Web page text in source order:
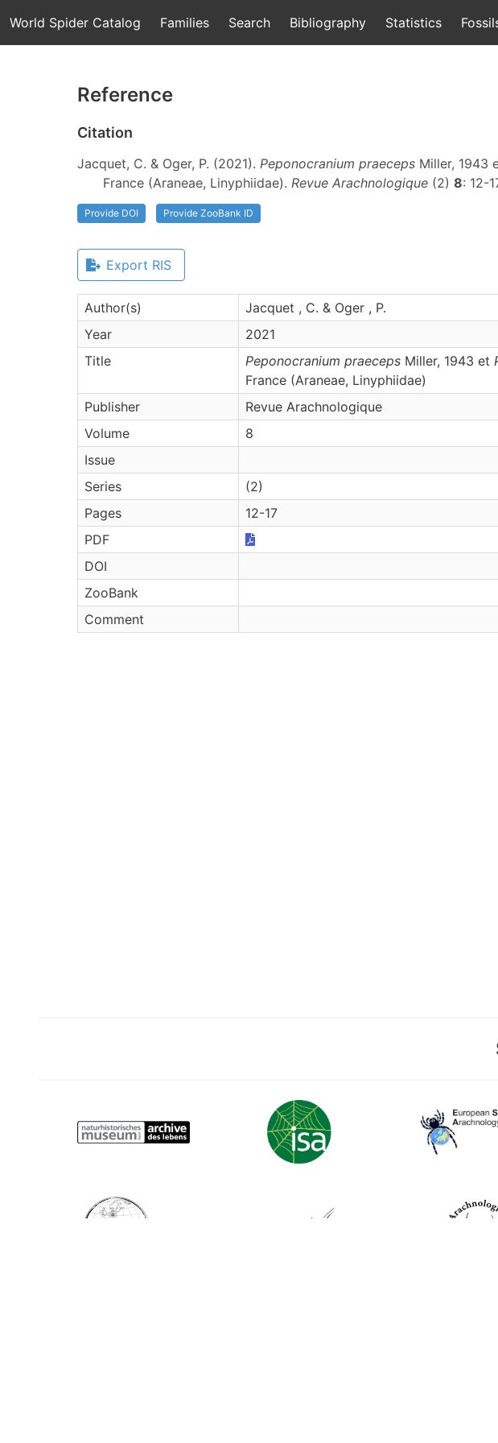
World Spider Catalog Families Search Bibliography Statistics
Reference
Citation
Jacquet, C. & Oger, P. (2021). Peponocranium praeceps Miller, 1943
France (Araneae, Linyphiidae). Revue Arachnologique (2) 8: 12-
Provide DOI Provide ZooBank ID
Export RIS
Author(s)
Jacquet , C. & Oger , P.
Year
2021
Title
Peponocranium praeceps Miller, 1943 et
France (Araneae, Linyphiidae)
Publisher
Revue Arachnologique
Volume
8
Issue
Series
(2)
Pages
12-17
PDF
DOI
ZooBank
Comment